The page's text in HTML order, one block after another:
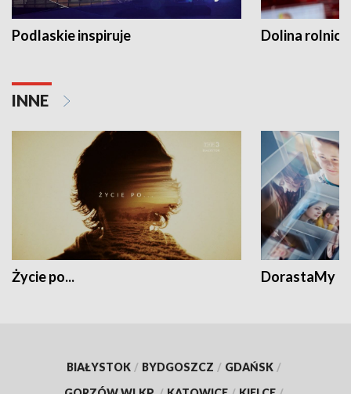
Podlaskie inspiruje Dolina
INNE
Życie po... DorastaMy
BIAŁYSTOK / BYDGOSZCZ / GDAŃSK /